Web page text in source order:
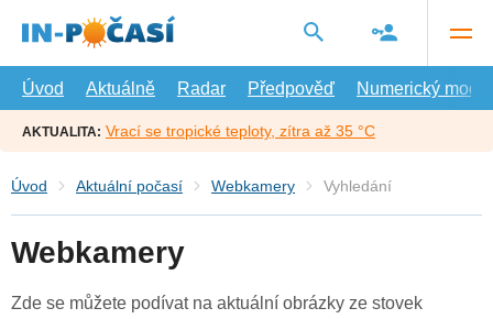
hlavní
Úvod
Aktuálně Radar Předpověď Numerický model
AKTUALITA: Vrací se tropické teploty, zítra až 35 °C
Úvod Aktuální počasí Webkamery Vyhledání
Webkamery
Zde se můžete podívat na aktuální obrázky ze stovek